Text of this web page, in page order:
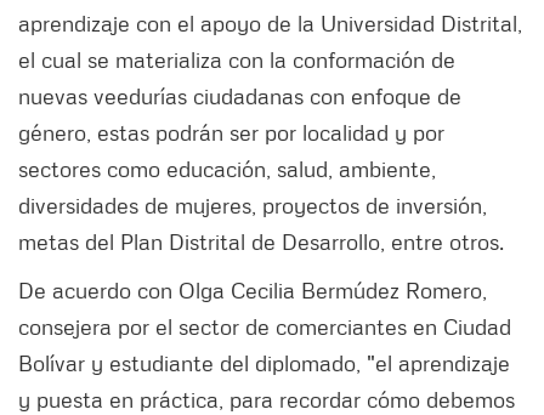
aprendizaje con el apoyo de la Universidad Distrital,
el cual se materializa con la conformación de
nuevas veedurías ciudadanas con enfoque de
género, estas podrán ser por localidad y por
sectores como educación, salud, ambiente,
diversidades de mujeres, proyectos de inversión,
metas del Plan Distrital de Desarrollo, entre otros.
De acuerdo con Olga Cecilia Bermúdez Romero,
consejera por el sector de comerciantes en Ciudad
Bolívar y estudiante del diplomado, "el aprendizaje
y puesta en práctica, para recordar cómo debemos